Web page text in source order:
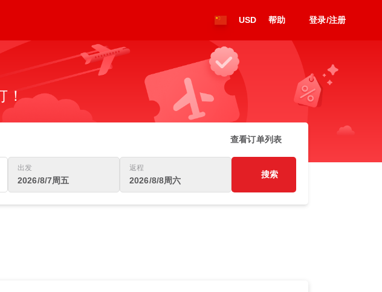
USD 帮助 登录/注册
！
查看订单列表
出发
2026/8/7周五
返程
2026/8/8周六
搜索